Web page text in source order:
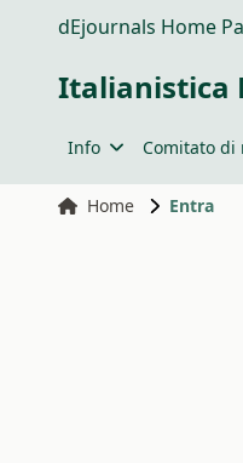
dEjournals Home
Italianistica
Info Comitato di
Home Entra